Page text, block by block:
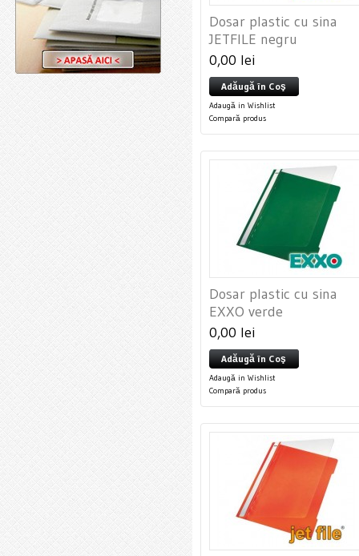
Dosar plastic cu sina
JETFILE negru
0,00 lei
Adăugă în Coş
Adaugă in Wishlist
Compară produs
Dosar plastic cu sina
EXXO verde
0,00 lei
Adăugă în Coş
Adaugă in Wishlist
Compară produs